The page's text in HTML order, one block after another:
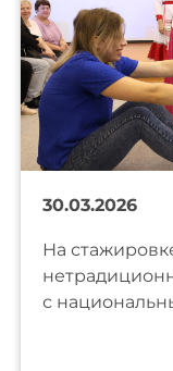
30.03.2026
На
с